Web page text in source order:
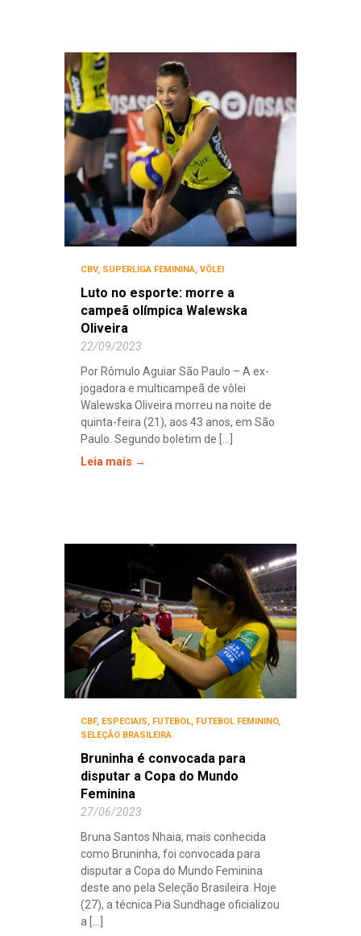
CBV, SUPERLIGA FEMININA, VÔLEI
Luto no esporte: morre a
campeã olímpica Walewska
Oliveira
22/09/2023
Por Rômulo Aguiar São Paulo – A ex-
jogadora e multicampeã de vôlei
Walewska Oliveira morreu na noite de
quinta-feira (21), aos 43 anos, em São
Paulo. Segundo boletim de [...]
Leia mais →
CBF, ESPECIAIS, FUTEBOL, FUTEBOL FEMININO,
SELEÇÃO BRASILEIRA
Bruninha é convocada para
disputar a Copa do Mundo
Feminina
27/06/2023
Bruna Santos Nhaia, mais conhecida
como Bruninha, foi convocada para
disputar a Copa do Mundo Feminina
deste ano pela Seleção Brasileira. Hoje
(27), a técnica Pia Sundhage oficializou
a [...]